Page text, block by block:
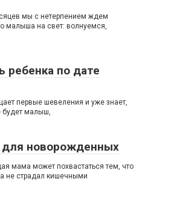
мы с нетерпением ждем
малыша на свет: волнуемся,
ребенка по дате
первые шевеления и уже знает,
будет малыш,
для новорожденных
мама может похвастаться тем, что
не страдал кишечными